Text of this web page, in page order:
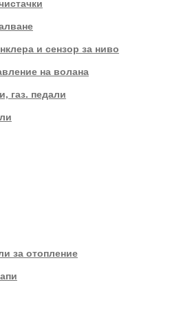
и сензор за ниво
на волана
газ. педали
за отопление